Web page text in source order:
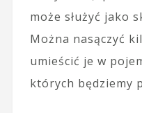
może służyć jako
Można nasączyć
umieścić je w
których będziemy